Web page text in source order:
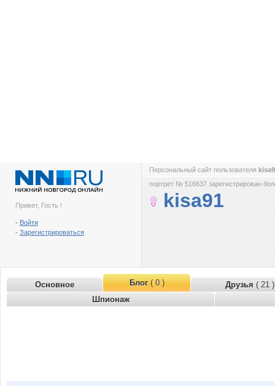
Привет, Гость !
- Войти
- Зарегистрироваться
Персональный сайт пользователя
портрет № 516637 зарегистрирован
kisa91
Основное Блог( 0 ) Друзья ( 21 )
Шпионаж